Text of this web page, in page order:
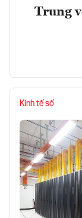
Trung
Kinh tế số